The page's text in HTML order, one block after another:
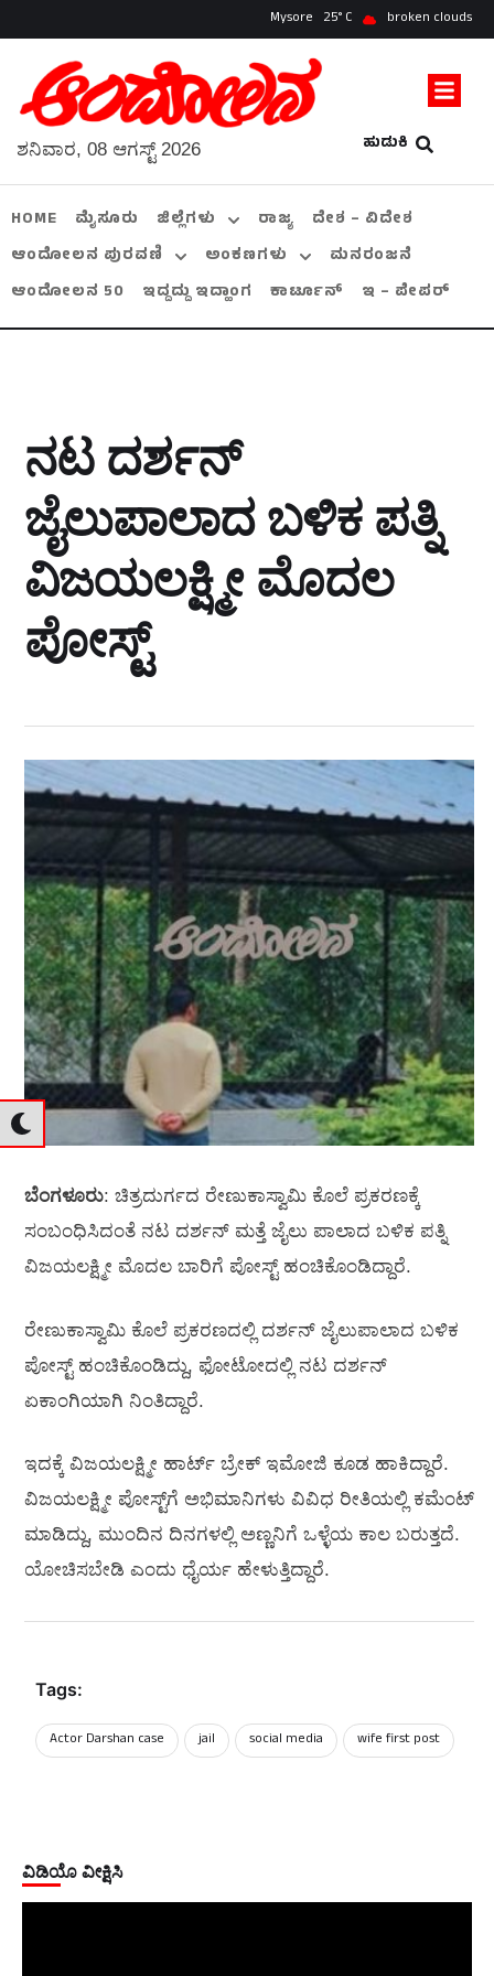
Mysore 25 broken clouds
ಹುಡುಕಿ
ಶನಿವಾರ, 08 ಆಗಸ್ಟ್ 2026
HOME ಮೈಸೂರು ಜಿಲ್ಲೆಗಳು ರಾಜ್ಯ
ದೇಶ – ವಿದೇಶ
ಆಂದೋಲನ ಪುರವಣಿ
ಅಂಕಣಗಳು
ಮನರಂಜನೆ
ಆಂದೋಲನ 50
ಇದ್ದದ್ದು ಇದ್ಹಾಂಗ ಕಾರ್ಟೂನ್ ಇ – ಪೇಪರ್
ನಟ ದರ್ಶನ್‌
ಜೈಲುಪಾಲಾದ ಬಳಿಕ ಪತ್ನಿ
ವಿಜಯಲಕ್ಷ್ಮೀ ಮೊದಲ
ಪೋಸ್ಟ್‌
ಬೆಂಗಳೂರು: ಚಿತ್ರದುರ್ಗದ ರೇಣುಕಾಸ್ವಾಮಿ ಕೊಲೆ ಪ್ರಕರಣಕ್ಕೆ
ಸಂಬಂಧಿಸಿದಂತೆ ನಟ ದರ್ಶನ್‌ ಮತ್ತೆ ಜೈಲು ಪಾಲಾದ ಬಳಿಕ ಪತ್ನಿ
ವಿಜಯಲಕ್ಷ್ಮೀ ಮೊದಲ ಬಾರಿಗೆ ಪೋಸ್ಟ್‌ ಹಂಚಿಕೊಂಡಿದ್ದಾರೆ.
ರೇಣುಕಾಸ್ವಾಮಿ ಕೊಲೆ ಪ್ರಕರಣದಲ್ಲಿ ದರ್ಶನ್‌ ಜೈಲುಪಾಲಾದ ಬಳಿಕ
ಪೋಸ್ಟ್‌ ಹಂಚಿಕೊಂಡಿದ್ದು, ಫೋಟೋದಲ್ಲಿ ನಟ ದರ್ಶನ್‌
ಏಕಾಂಗಿಯಾಗಿ ನಿಂತಿದ್ದಾರೆ.
ಇದಕ್ಕೆ ವಿಜಯಲಕ್ಷ್ಮೀ ಹಾರ್ಟ್‌ ಬ್ರೇಕ್‌ ಇಮೋಜಿ ಕೂಡ ಹಾಕಿದ್ದಾರೆ.
ವಿಜಯಲಕ್ಷ್ಮೀ ಪೋಸ್ಟ್‌ಗೆ ಅಭಿಮಾನಿಗಳು ವಿವಿಧ ರೀತಿಯಲ್ಲಿ ಕಮೆಂಟ್‌
ಮಾಡಿದ್ದು, ಮುಂದಿನ ದಿನಗಳಲ್ಲಿ ಅಣ್ಣನಿಗೆ ಒಳ್ಳೆಯ ಕಾಲ ಬರುತ್ತದೆ.
ಯೋಚಿಸಬೇಡಿ ಎಂದು ಧೈರ್ಯ ಹೇಳುತ್ತಿದ್ದಾರೆ.
Tags:
Actor Darshan case jail social media wife first post
ವಿಡಿಯೊ ವೀಕ್ಷಿಸಿ